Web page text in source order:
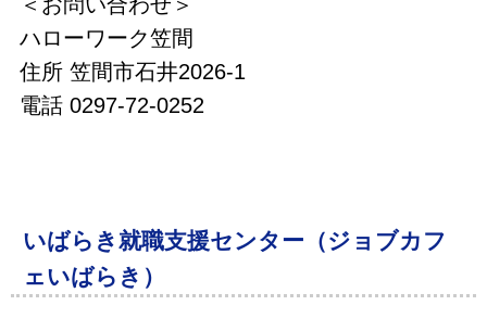
ハローワーク笠間
住所 笠間市石井2026-1
電話 0297-72-0252
いばらき就職支援センター（ジョブカフ
ェいばらき）